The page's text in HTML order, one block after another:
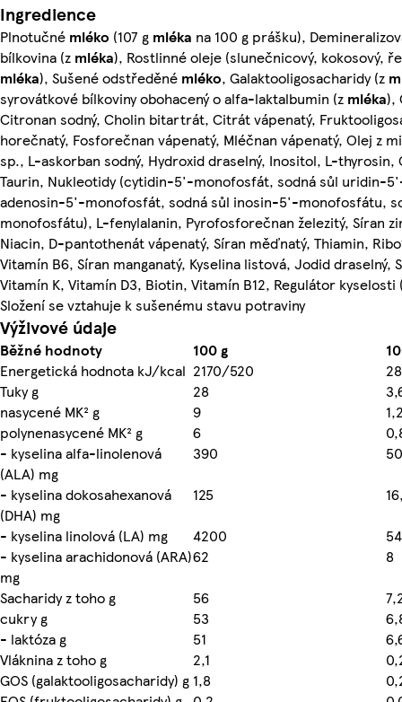
Ingredience
Plnotučné mléko (107 g mléka na 100 g prášku),
bílkovina (z mléka), Rostlinné oleje (slunečnicový, kokosový,
mléka), Sušené odstředěné mléko, Galaktooligosacharidy (z
syrovátkové bílkoviny obohacený o alfa-laktalbumin (z mléka),
Citronan sodný, Cholin bitartrát, Citrát vápenatý,
horečnatý, Fosforečnan vápenatý, Mléčnan vápenatý, Olej z
sp., L-askorban sodný, Hydroxid draselný, Inositol, L-
Taurin, Nukleotidy (cytidin-5'-monofosfát, sodná sůl uridin-
adenosin-5'-monofosfát, sodná sůl inosin-5'-monofosfátu,
monofosfátu), L-fenylalanin, Pyrofosforečnan železitý, Síran
Niacin, D-pantothenát vápenatý, Síran měďnatý, Thiamin,
Vitamín B6, Síran manganatý, Kyselina listová, Jodid draselný,
Vitamín K, Vitamín D3, Biotin, Vitamín B12, Regulátor
Složení se vztahuje k sušenému stavu potraviny
Výživové údaje
Běžné hodnoty 100 g
Energetická hodnota kJ/kcal 2170/520
Tuky g
28
nasycené MK² g
9
polynenasycené MK² g
6
- kyselina alfa-linolenová
(ALA) mg
390
50
- kyselina dokosahexanová
(DHA) mg
125
- kyselina linolová (LA) mg
4200
- kyselina arachidonová (ARA)
mg
62
8
Sacharidy z toho g
56
cukry g
53
- laktóza g
51
Vláknina z toho g
2,1
GOS (galaktooligosacharidy) g 1,8